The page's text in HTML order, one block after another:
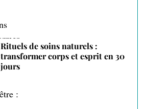
Rituels de soins naturels :
transformer corps et esprit en 30
jours